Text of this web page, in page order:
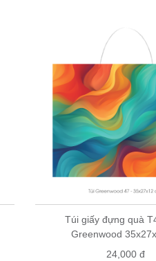
Túi giấy đựng quà
Greenwood
24,000 đ